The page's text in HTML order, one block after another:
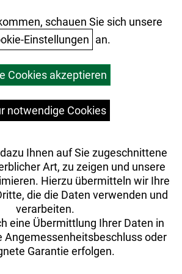
schauen Sie sich unsere
Einstellungen an.
Cookies akzeptieren
notwendige Cookies
Ihnen auf Sie zugeschnittene
Art, zu zeigen und unsere
Hierzu übermitteln wir Ihre
die die Daten verwenden und
verarbeiten.
eine Übermittlung Ihrer Daten in
Angemessenheitsbeschluss oder
Garantie erfolgen.